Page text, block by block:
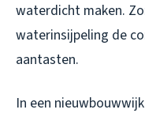
waterdicht maken.
waterinsijpeling de
aantasten.
In een